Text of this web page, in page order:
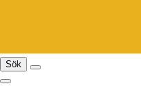
Sök